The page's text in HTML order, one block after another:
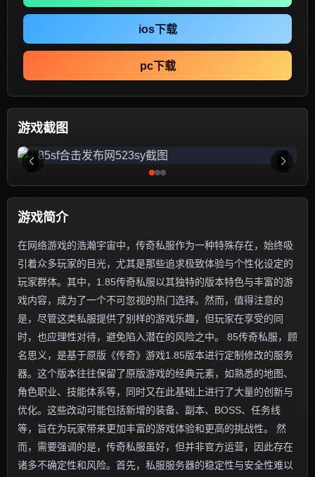
ios下载
pc下载
游戏截图
游戏简介
在网络游戏的浩瀚宇宙中，传奇私服作为一种特殊存在，始终吸
引着众多玩家的目光，尤其是那些追求极致体验与个性化设定的
玩家群体。其中，1.85传奇私服以其独特的版本特色与丰富的游
戏内容，成为了一个不可忽视的热门选择。然而，值得注意的
是，尽管这类私服提供了别样的游戏乐趣，但玩家在享受的同
时，也应理性对待，避免陷入潜在的风险之中。 85传奇私服，顾
名思义，是基于原版《传奇》游戏1.85版本进行定制修改的服务
器。这个版本往往保留了原版游戏的经典元素，如熟悉的地图、
角色职业、技能体系等，同时又在此基础上进行了大量的创新与
优化。这些改动可能包括新增的装备、副本、BOSS、任务线
等，旨在为玩家带来更加丰富的游戏体验和更高的挑战性。 然
而，需要强调的是，传奇私服虽好，但并非官方运营，因此存在
诸多不确定性和风险。首先，私服服务器的稳定性与安全性难以